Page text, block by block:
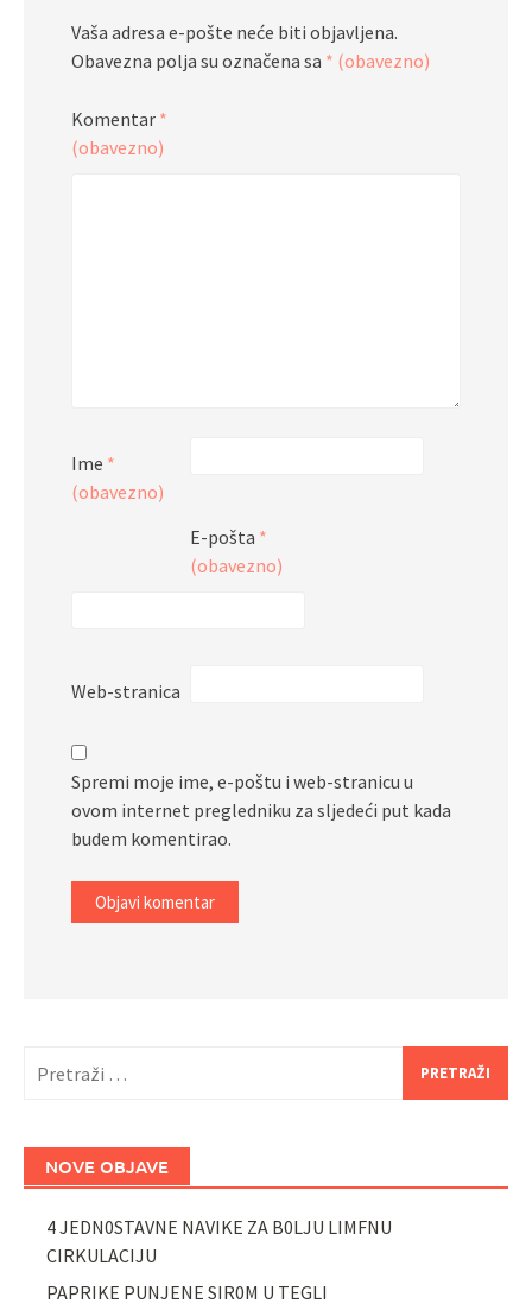
Vaša adresa e-pošte neće biti objavljena.
Obavezna polja su označena sa * (obavezno)
Komentar *
(obavezno)
Ime *
(obavezno)
E-pošta *
(obavezno)
Web-stranica
Spremi moje ime, e-poštu i web-stranicu u
ovom internet pregledniku za sljedeći put kada
budem komentirao.
NOVE OBJAVE
4 JEDN0STAVNE NAVIKE ZA B0LJU LIMFNU
CIRKULACIJU
PAPRIKE PUNJENE SIR0M U TEGLI